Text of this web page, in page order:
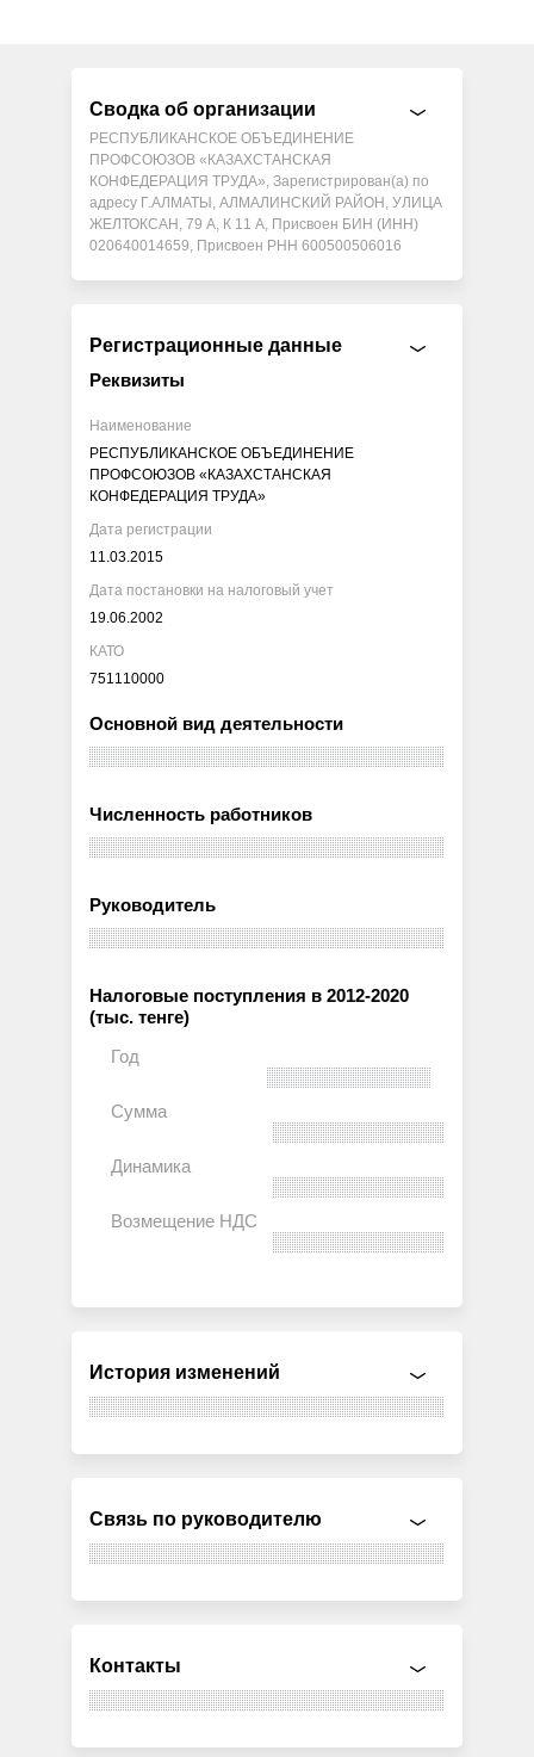
Сводка об организации
РЕСПУБЛИКАНСКОЕ ОБЪЕДИНЕНИЕ
ПРОФСОЮЗОВ «КАЗАХСТАНСКАЯ
КОНФЕДЕРАЦИЯ ТРУДА», Зарегистрирован(а) по
адресу Г.АЛМАТЫ, АЛМАЛИНСКИЙ РАЙОН, УЛИЦА
ЖЕЛТОКСАН, 79 А, К 11 А, Присвоен БИН (ИНН)
020640014659, Присвоен РНН 600500506016
Регистрационные данные
Реквизиты
Наименование
РЕСПУБЛИКАНСКОЕ ОБЪЕДИНЕНИЕ
ПРОФСОЮЗОВ «КАЗАХСТАНСКАЯ
КОНФЕДЕРАЦИЯ ТРУДА»
Дата регистрации
11.03.2015
Дата постановки на налоговый учет
19.06.2002
КАТО
751110000
Основной вид деятельности
Численность работников
Руководитель
Налоговые поступления в 2012-2020
(тыс. тенге)
История изменений
Связь по руководителю
Контакты